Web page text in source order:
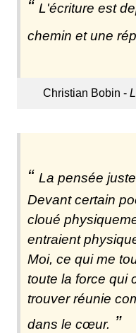
L'écriture est
chemin et une
Christian Bobin -
La pensée
Devant certain
cloué
entraient
Moi, ce qui me
toute la force qui
trouver réunie
dans le cœur.